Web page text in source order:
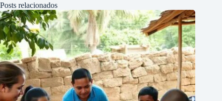
Posts relacionados